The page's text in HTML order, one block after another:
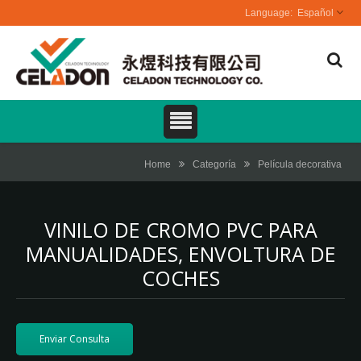
Español
Home Categoría Película decorativa
VINILO DE CROMO PVC PARA
MANUALIDADES, ENVOLTURA DE
COCHES
Enviar Consulta